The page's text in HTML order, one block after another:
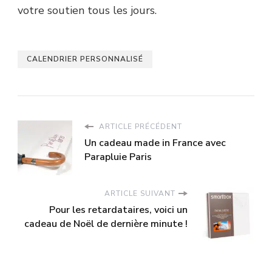
votre soutien tous les jours.
CALENDRIER PERSONNALISÉ
ARTICLE PRÉCÉDENT
Un cadeau made in France avec
Parapluie Paris
ARTICLE SUIVANT
Pour les retardataires, voici un
cadeau de Noël de dernière minute !